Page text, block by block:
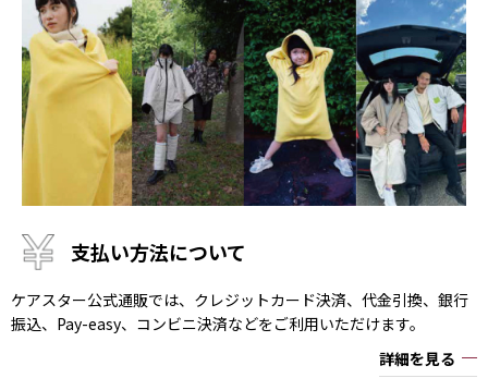
支払い方法について
ケアスター公式通販では、クレジットカード決済、代金引換、銀行
振込、Pay-easy、コンビニ決済などをご利用いただけます。
詳細を見る